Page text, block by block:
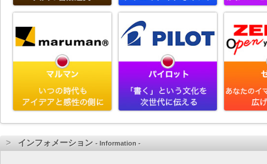
インフォメーション - Information -